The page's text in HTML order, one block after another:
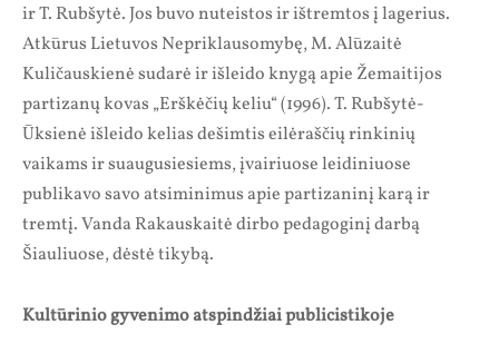
ir T. Rubšytė. Jos buvo nuteistos ir ištremtos į lagerius.
Atkūrus Lietuvos Nepriklausomybę, M. Alūzaitė
Kuličauskienė sudarė ir išleido knygą apie Žemaitijos
partizanų kovas „Erškėčių keliu“ (1996). T. Rubšytė-
Ūksienė išleido kelias dešimtis eilėraščių rinkinių
vaikams ir suaugusiesiems, įvairiuose leidiniuose
publikavo savo atsiminimus apie partizaninį karą ir
tremtį. Vanda Rakauskaitė dirbo pedagoginį darbą
Šiauliuose, dėstė tikybą.
Kultūrinio gyvenimo atspindžiai publicistikoje